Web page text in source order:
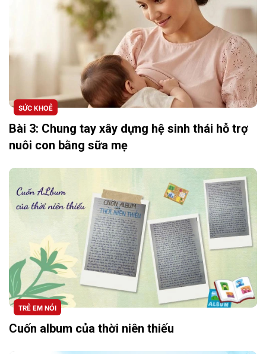
SỨC KHOẺ
Bài 3: Chung tay xây dựng hệ sinh thái hỗ trợ
nuôi con bằng sữa mẹ
TRẺ EM NÓI
Cuốn album của thời niên thiếu